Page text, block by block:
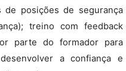
de posições de segurança
treino com feedback
parte do formador para
a confiança e